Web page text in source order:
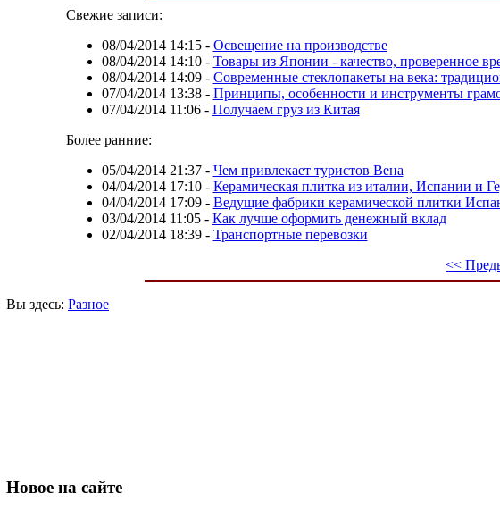
Свежие записи:
08/04/2014 14:15- Освещение на производстве
08/04/2014 14:10- Товары из Японии - качество, проверенное
08/04/2014 14:09- Современные стеклопакеты на века:
07/04/2014 13:38- Принципы, особенности и инструменты
07/04/2014 11:06- Получаем груз из Китая
Более ранние:
05/04/2014 21:37- Чем привлекает туристов Вена
04/04/2014 17:10- Керамическая плитка из италии, Испании и
04/04/2014 17:09- Ведущие фабрики керамической плитки
03/04/2014 11:05- Как лучше оформить денежный вклад
02/04/2014 18:39- Транспортные перевозки
<<
Вы здесь: Разное
Новое на сайте